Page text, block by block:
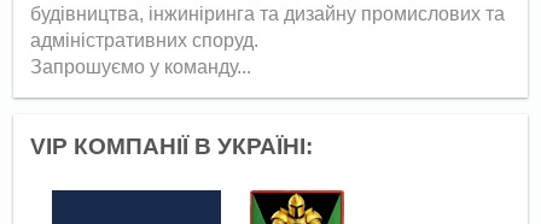
будівництва, інжиніринга та дизайну промислових та
адміністративних споруд.
Запрошуємо у команду...
VIP КОМПАНІЇ В УКРАЇНІ: